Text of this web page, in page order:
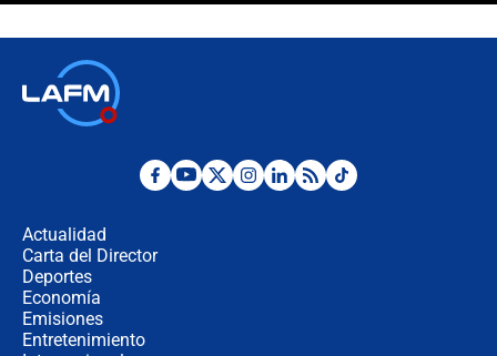
Posesión de Abelardo De La Espriella
Actualidad
Carta del Director
Deportes
Economía
Emisiones
Entretenimiento